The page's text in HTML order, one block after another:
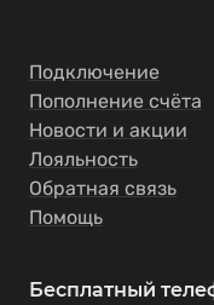
Подключение
Пополнение счёта
Новости и акции
Лояльность
Обратная связь
Помощь
Бесплатный